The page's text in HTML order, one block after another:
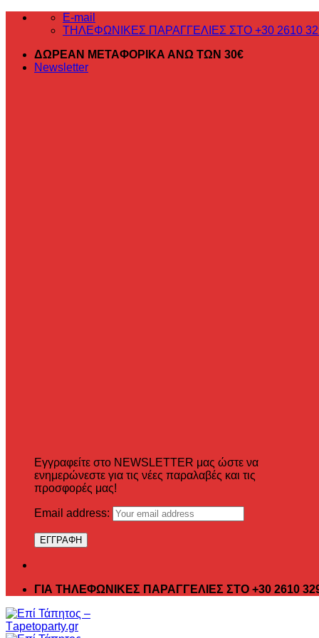
Μετάβαση
E-mail
ΤΗΛΕΦΩΝΙΚΕΣ ΠΑΡΑΓΓΕΛΙΕΣ ΣΤΟ +30 2610
ΔΩΡΕΑΝ ΜΕΤΑΦΟΡΙΚΑ ΑΝΩ ΤΩΝ 30€
Newsletter
Εγγραφείτε στο NEWSLETTER μας ώστε να
ενημερώνεστε για τις νέες παραλαβές και τις
προσφορές μας!
Email address:
ΓΙΑ ΤΗΛΕΦΩΝΙΚΕΣ ΠΑΡΑΓΓΕΛΙΕΣ ΣΤΟ +30 2610